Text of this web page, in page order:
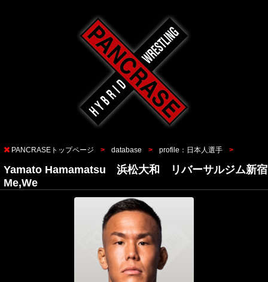
PANCRASEトップページ database profile：日本人選手
Yamato Hamamatsu 浜松大和 リバーサルジム新宿
Me,We